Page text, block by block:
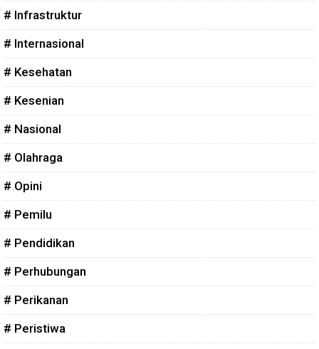
# Infrastruktur
# Internasional
# Kesehatan
# Kesenian
# Nasional
# Olahraga
# Opini
# Pemilu
# Pendidikan
# Perhubungan
# Perikanan
# Peristiwa